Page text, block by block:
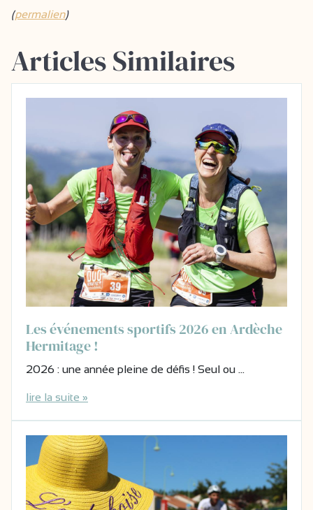
(permalien)
Articles Similaires
Les événements sportifs 2026 en Ardèche
Hermitage !
2026 : une année pleine de défis ! Seul ou …
lire la suite »